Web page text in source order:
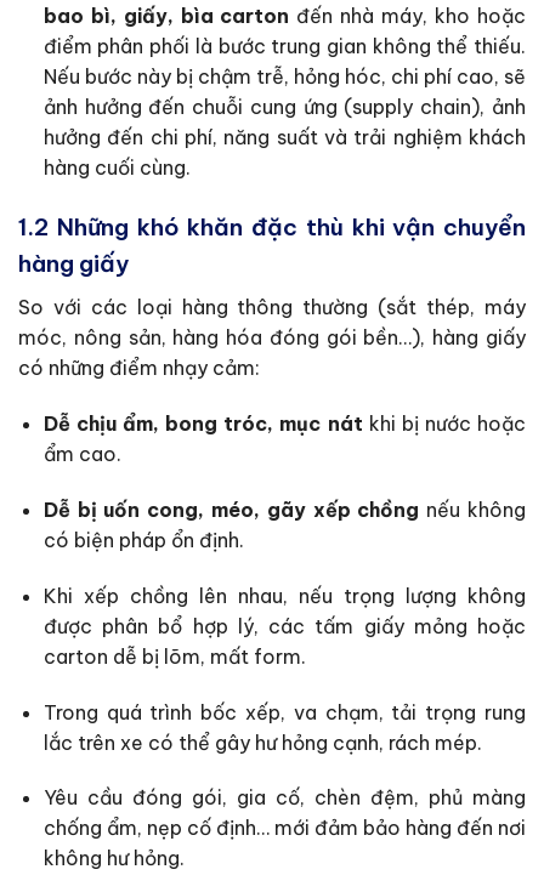
bao bì, giấy, bìa carton đến nhà máy, kho hoặc
điểm phân phối là bước trung gian không thể thiếu.
Nếu bước này bị chậm trễ, hỏng hóc, chi phí cao, sẽ
ảnh hưởng đến chuỗi cung ứng (supply chain), ảnh
hưởng đến chi phí, năng suất và trải nghiệm khách
hàng cuối cùng.
1.2 Những khó khăn đặc thù khi vận chuyển
hàng giấy
So với các loại hàng thông thường (sắt thép, máy
móc, nông sản, hàng hóa đóng gói bền…), hàng giấy
có những điểm nhạy cảm:
Dễ chịu ẩm, bong tróc, mục nát khi bị nước hoặc
ẩm cao.
Dễ bị uốn cong, méo, gãy xếp chồng nếu không
có biện pháp ổn định.
Khi xếp chồng lên nhau, nếu trọng lượng không
được phân bổ hợp lý, các tấm giấy mỏng hoặc
carton dễ bị lõm, mất form.
Trong quá trình bốc xếp, va chạm, tải trọng rung
lắc trên xe có thể gây hư hỏng cạnh, rách mép.
Yêu cầu đóng gói, gia cố, chèn đệm, phủ màng
chống ẩm, nẹp cố định… mới đảm bảo hàng đến nơi
không hư hỏng.